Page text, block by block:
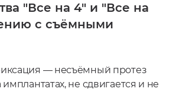
"Все на 4" и "Все на
с съёмными
— несъёмный протез
не сдвигается и не